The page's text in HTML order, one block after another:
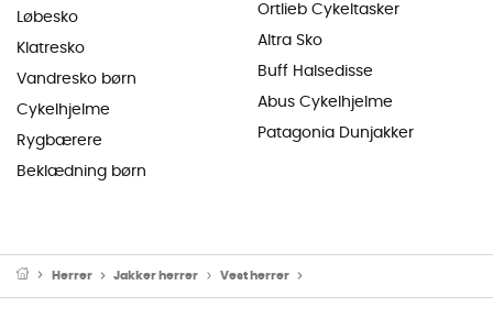
Løbesko
Klatresko
Vandresko børn
Cykelhjelme
Rygbærere
Beklædning børn
Ortlieb Cykeltasker
Altra Sko
Buff Halsedisse
Abus Cykelhjelme
Patagonia Dunjakker
Herrer Jakker herrer Vest herrer